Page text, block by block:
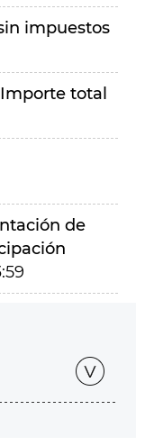
impuestos
total
de